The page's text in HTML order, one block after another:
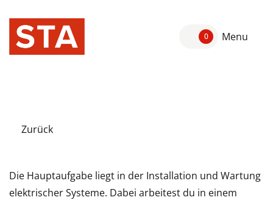
0 Menu
Zurück
Die Hauptaufgabe liegt in der Installation und Wartung
elektrischer Systeme. Dabei arbeitest du in einem